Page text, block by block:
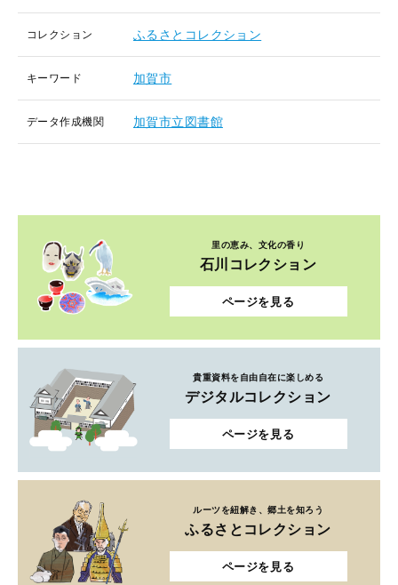
コレクション ふるさとコレクション
キーワード 加賀市
データ作成機関 加賀市立図書館
里の恵み、文化の香り
石川コレクション
ページを見る
貴重資料を自由自在に楽しめる
デジタルコレクション
ページを見る
ルーツを紐解き、郷土を知ろう
ふるさとコレクション
ページを見る